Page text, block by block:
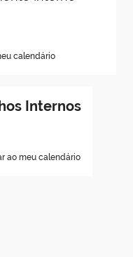
calendário
Internos
ao meu calendário